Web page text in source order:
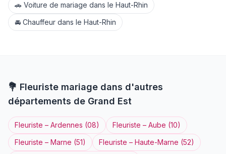
🚗 Voiture de mariage dans le Haut-Rhin
🚘 Chauffeur dans le Haut-Rhin
💐 Fleuriste mariage dans d'autres
départements de Grand Est
Fleuriste – Ardennes (08) Fleuriste – Aube (10)
Fleuriste – Marne (51) Fleuriste – Haute-Marne (52)